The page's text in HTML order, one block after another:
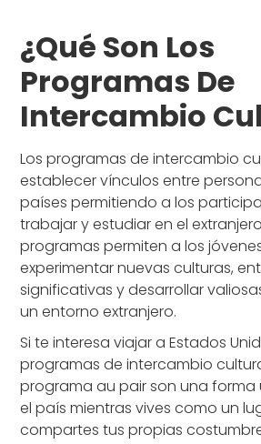
¿Qué Son Los
Programas De
Intercambio
Los programas de intercambio
establecer vínculos entre
países permitiendo a los
trabajar y estudiar en el
programas permiten a los
experimentar nuevas culturas,
significativas y desarrollar
un entorno extranjero.
Si te interesa viajar a Estados
programas de intercambio
programa au pair son una forma
el país mientras vives como un
compartes tus propias